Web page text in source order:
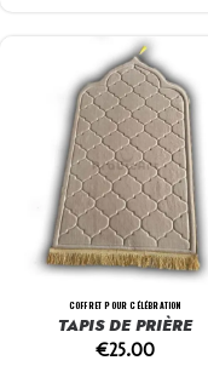
COFFRET POUR CÉLÉBRATION
TAPIS DE PRIÈRE
€25.00